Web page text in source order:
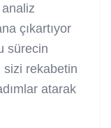
çıkartıyor
sürecin
sizi rekabetin
atarak